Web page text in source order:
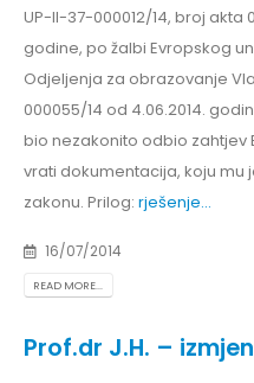
UP-II-37-000012/14, broj akta
godine, po žalbi Evropskog
Odjeljenja za obrazovanje
000055/14 od 4.06.2014.
bio nezakonito odbio zahtjev
vrati dokumentacija, koju mu
zakonu. Prilog: rješenje...
16/07/2014
READ MORE...
Prof.dr J.H. –